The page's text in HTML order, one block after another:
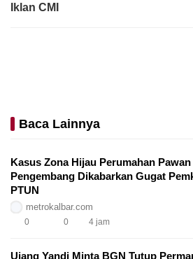
Iklan CMI
Baca Lainnya
Kasus Zona Hijau Perumahan Pawan
Pengembang Dikabarkan Gugat
PTUN
metrokalbar.com
0 0 4 jam
Ujang Yandi Minta BGN Tutup